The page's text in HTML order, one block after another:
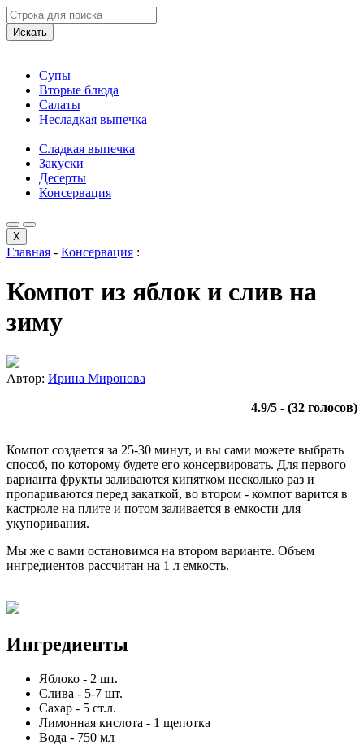
Искать
Супы
Вторые блюда
Салаты
Несладкая выпечка
Сладкая выпечка
Закуски
Десерты
Консервация
X
Главная - Консервация :
Компот из яблок и слив на
зиму
Автор: Ирина Миронова
4.9/5 - (32 голосов)
Компот создается за 25-30 минут, и вы сами можете выбрать
способ, по которому будете его консервировать. Для первого
варианта фрукты заливаются кипятком несколько раз и
пропариваются перед закаткой, во втором - компот варится в
кастрюле на плите и потом заливается в емкости для
укупоривания.
Мы же с вами остановимся на втором варианте. Объем
ингредиентов рассчитан на 1 л емкость.
Ингредиенты
Яблоко - 2 шт.
Слива - 5-7 шт.
Сахар - 5 ст.л.
Лимонная кислота - 1 щепотка
Вода - 750 мл